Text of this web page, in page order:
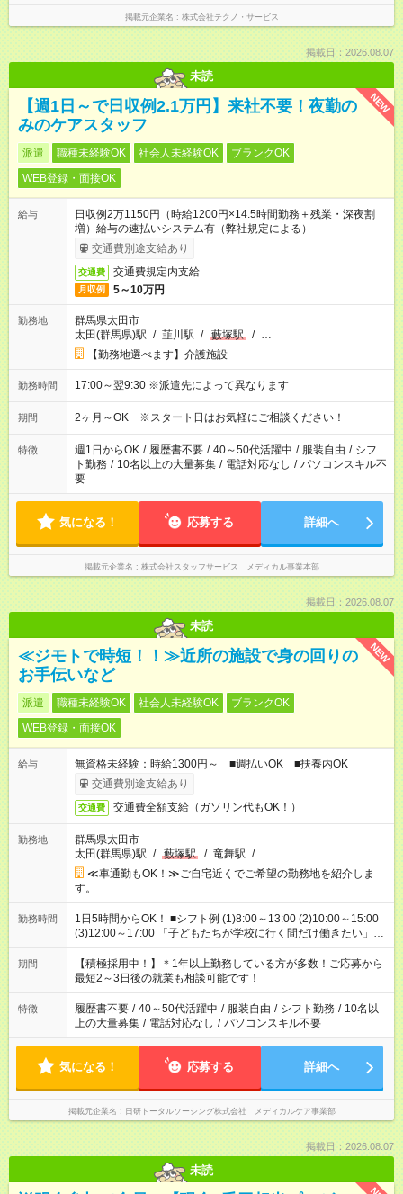
掲載元企業名 株式会社テクノ・サービス
掲載日：2026.08.07
未読
NEW
【週1日～で日収例2.1万円】来社不要！夜勤の
みのケアスタッフ
派遣 職種未経験OK 社会人未経験OK
ブランクOK
WEB登録・面接OK
給与
日収例2万1150円（時給1200円×14.5時間勤務＋残業・深夜割
増）給与の速払いシステム有（弊社規定による）
交通費別途支給あり
交通費 交通費規定内支給
月収例 5～10万円
勤務地
群馬県太田市
太田(群馬県)駅 / 韮川駅 / 藪塚駅 / …
【勤務地選べます】介護施設
勤務時間 17:00～翌9:30 ※派遣先によって異なります
期間 2ヶ月～OK ※スタート日はお気軽にご相談ください！
特徴 週1日からOK / 履歴書不要 / 40～50代活躍中 / 服装自由 / シフ
ト勤務 / 10名以上の大量募集 / 電話対応なし / パソコンスキル不
要
気になる！ 応募する 詳細へ
掲載元企業名 株式会社スタッフサービス メディカル事業本部
掲載日：2026.08.07
未読
NEW
≪ジモトで時短！！≫近所の施設で身の回りの
お手伝いなど
派遣 職種未経験OK 社会人未経験OK
ブランクOK
WEB登録・面接OK
給与
無資格未経験：時給1300円～ ■週払いOK ■扶養内OK
交通費別途支給あり
交通費 交通費全額支給（ガソリン代もOK！）
勤務地
群馬県太田市
太田(群馬県)駅 / 藪塚駅 / 竜舞駅 / …
≪車通勤もOK！≫ご自宅近くでご希望の勤務地を紹介しま
す。
勤務時間
1日5時間からOK！ ■シフト例 (1)8:00～13:00 (2)10:00～15:00
(3)12:00～17:00 「子どもたちが学校に行く間だけ働きたい」
「余裕を持って夕飯の準備がしたい」 「午前中は働いて、午後
はプライベートの時間にしたい」 など、ご希望を教えてくださ
いね。 ※Wワーク希望の方へ 今ご覧のお仕事で希望する勤務時
間と、もう1つのお仕事の勤務時間。 合計で週40時間を超える
場合は応募できません。
期間
【積極採用中！】＊1年以上勤務している方が多数！ご応募から
最短2～3日後の就業も相談可能です！
特徴 履歴書不要 / 40～50代活躍中 / 服装自由 / シフト勤務 / 10名以
上の大量募集 / 電話対応なし / パソコンスキル不要
気になる！ 応募する 詳細へ
掲載元企業名 日研トータルソーシング株式会社 メディカルケア事業部
掲載日：2026.08.07
未読